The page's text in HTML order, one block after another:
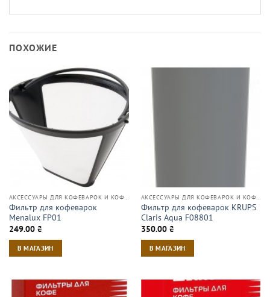
ПОХОЖИЕ
АКСЕССУАРЫ ДЛЯ КОФЕВАРОК И КОФЕМАШИН
Фильтр для кофеварок
Menalux FP01
249.00 ₴
В МАГАЗИН
АКСЕССУАРЫ ДЛЯ КОФЕВАРОК И КОФЕМАШИН
Фильтр для кофеварок KRUPS
Claris Aqua F08801
350.00 ₴
В МАГАЗИН